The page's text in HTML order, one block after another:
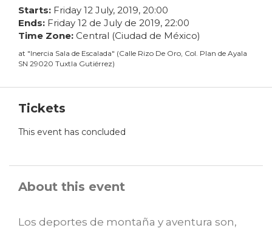
Starts: Friday 12 July, 2019, 20:00
Ends: Friday 12 de July de 2019, 22:00
Time Zone: Central (Ciudad de México)
at "Inercia Sala de Escalada" (Calle Rizo De Oro, Col. Plan de Ayala
SN 29020 Tuxtla Gutiérrez)
Tickets
This event has concluded
About this event
Los deportes de montaña y aventura son,